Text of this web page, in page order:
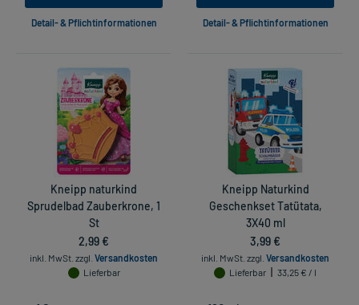
Detail- & Pflichtinformationen Detail- & Pflichtinformationen
Kneipp naturkind
Sprudelbad Zauberkrone, 1
St
2,99 €
inkl. MwSt. zzgl. Versandkosten
Lieferbar
Kneipp Naturkind
Geschenkset Tatütata,
3X40 ml
3,99 €
inkl. MwSt. zzgl. Versandkosten
Lieferbar
33,25 € / l